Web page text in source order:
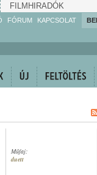
FILMHIRADÓK
FÓRUM KAPCSOLAT
Műfaj:
duett